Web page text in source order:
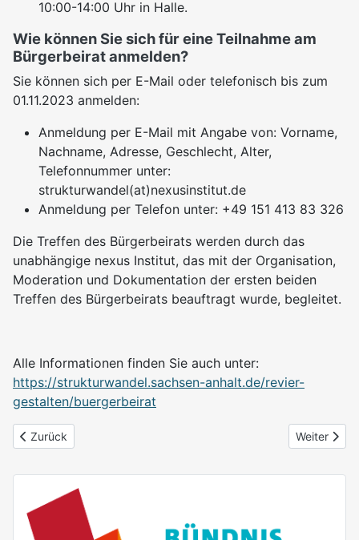
10:00-14:00 Uhr in Halle.
Wie können Sie sich für eine Teilnahme am
Bürgerbeirat anmelden?
Sie können sich per E-Mail oder telefonisch bis zum
01.11.2023 anmelden:
Anmeldung per E-Mail mit Angabe von: Vorname,
Nachname, Adresse, Geschlecht, Alter,
Telefonnummer unter:
strukturwandel(at)nexusinstitut.de
Anmeldung per Telefon unter: +49 151 413 83 326
Die Treffen des Bürgerbeirats werden durch das
unabhängige nexus Institut, das mit der Organisation,
Moderation und Dokumentation der ersten beiden
Treffen des Bürgerbeirats beauftragt wurde, begleitet.
Alle Informationen finden Sie auch unter:
https://strukturwandel.sachsen-anhalt.de/revier-
gestalten/buergerbeirat
Vorheriger Beitrag: Regionalgipfel "Engagiert für Klimaschutz"
Zurück Nächster
Weiter